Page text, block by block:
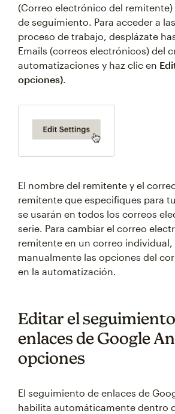
(Correo electrónico del remitente)
de seguimiento. Para acceder a
proceso de trabajo, desplázate
Emails (correos electrónicos) del
automatizaciones y haz clic en
opciones).
El nombre del remitente y el
remitente que especifiques para
se usarán en todos los correos
serie. Para cambiar el correo
remitente en un correo individual,
manualmente las opciones del
en la automatización.
Editar el
enlaces de Google
opciones
El seguimiento de enlaces de
habilita automáticamente dentro